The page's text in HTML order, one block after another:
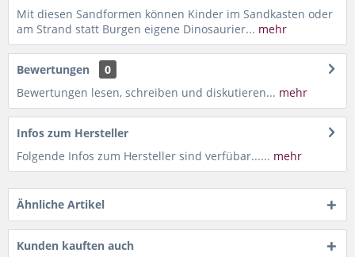
Mit diesen Sandformen können Kinder im Sandkasten oder
am Strand statt Burgen eigene Dinosaurier... mehr
Bewertungen
0
Bewertungen lesen, schreiben und diskutieren... mehr
Infos zum Hersteller
Folgende Infos zum Hersteller sind verfübar...... mehr
Ähnliche Artikel
Kunden kauften auch